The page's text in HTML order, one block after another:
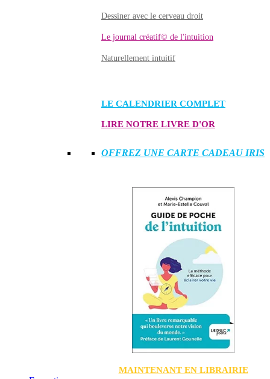
Dessiner avec le cerveau droit
Le journal créatif© de l'intuition
Naturellement intuitif
LE CALENDRIER COMPLET
LIRE NOTRE LIVRE D'OR
OFFREZ UNE CARTE CADEAU IRIS
MAINTENANT EN LIBRAIRIE